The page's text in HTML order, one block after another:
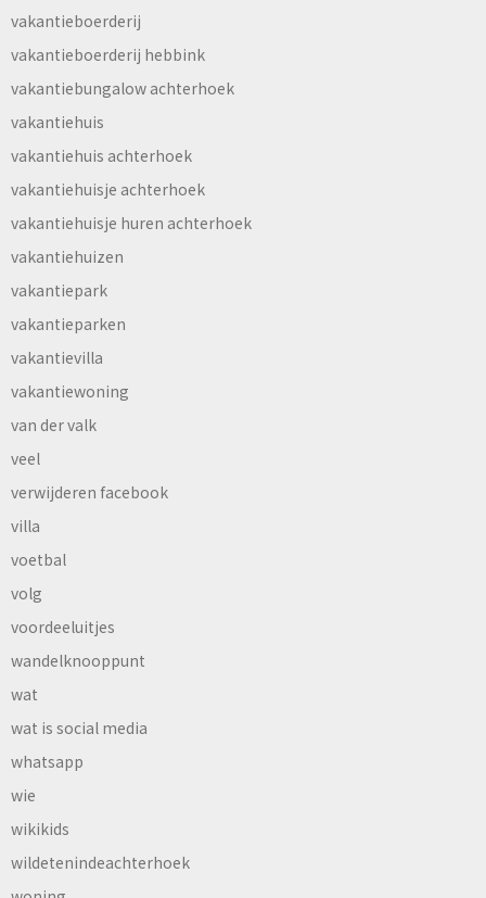
vakantieboerderij
vakantieboerderij hebbink
vakantiebungalow achterhoek
vakantiehuis
vakantiehuis achterhoek
vakantiehuisje achterhoek
vakantiehuisje huren achterhoek
vakantiehuizen
vakantiepark
vakantieparken
vakantievilla
vakantiewoning
van der valk
veel
verwijderen facebook
villa
voetbal
volg
voordeeluitjes
wandelknooppunt
wat
wat is social media
whatsapp
wie
wikikids
wildetenindeachterhoek